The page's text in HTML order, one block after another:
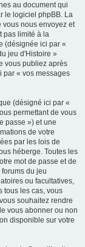
au document qui
le logiciel phpBB. La
nous envoyez et
pas limité à la
(désignée ici par «
jeu d'Histoire »
vous publiez après
par « vos messages
(désigné ici par «
permettant de vous
passe ») et une
de votre
par les lois de
héberge. Toutes les
mot de passe et de
du jeu
ou facultatives,
tous les cas, vous
souhaitez rendre
vous abonner ou non
disponible sur votre